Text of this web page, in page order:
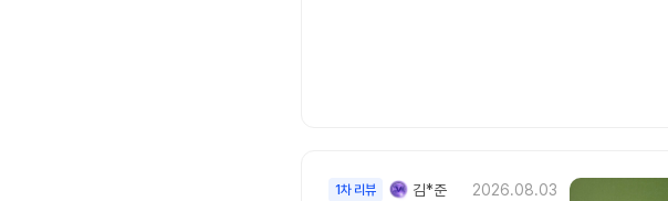
1차 리뷰 김*준 2026.08.03